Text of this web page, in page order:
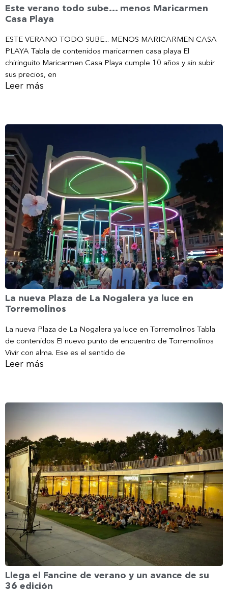
Este verano todo sube… menos Maricarmen
Casa Playa
ESTE VERANO TODO SUBE... MENOS MARICARMEN CASA
PLAYA Tabla de contenidos maricarmen casa playa El
chiringuito Maricarmen Casa Playa cumple 10 años y sin subir
sus precios, en
Leer más
La nueva Plaza de La Nogalera ya luce en
Torremolinos
La nueva Plaza de La Nogalera ya luce en Torremolinos Tabla
de contenidos El nuevo punto de encuentro de Torremolinos
Vivir con alma. Ese es el sentido de
Leer más
Llega el Fancine de verano y un avance de su
36 edición